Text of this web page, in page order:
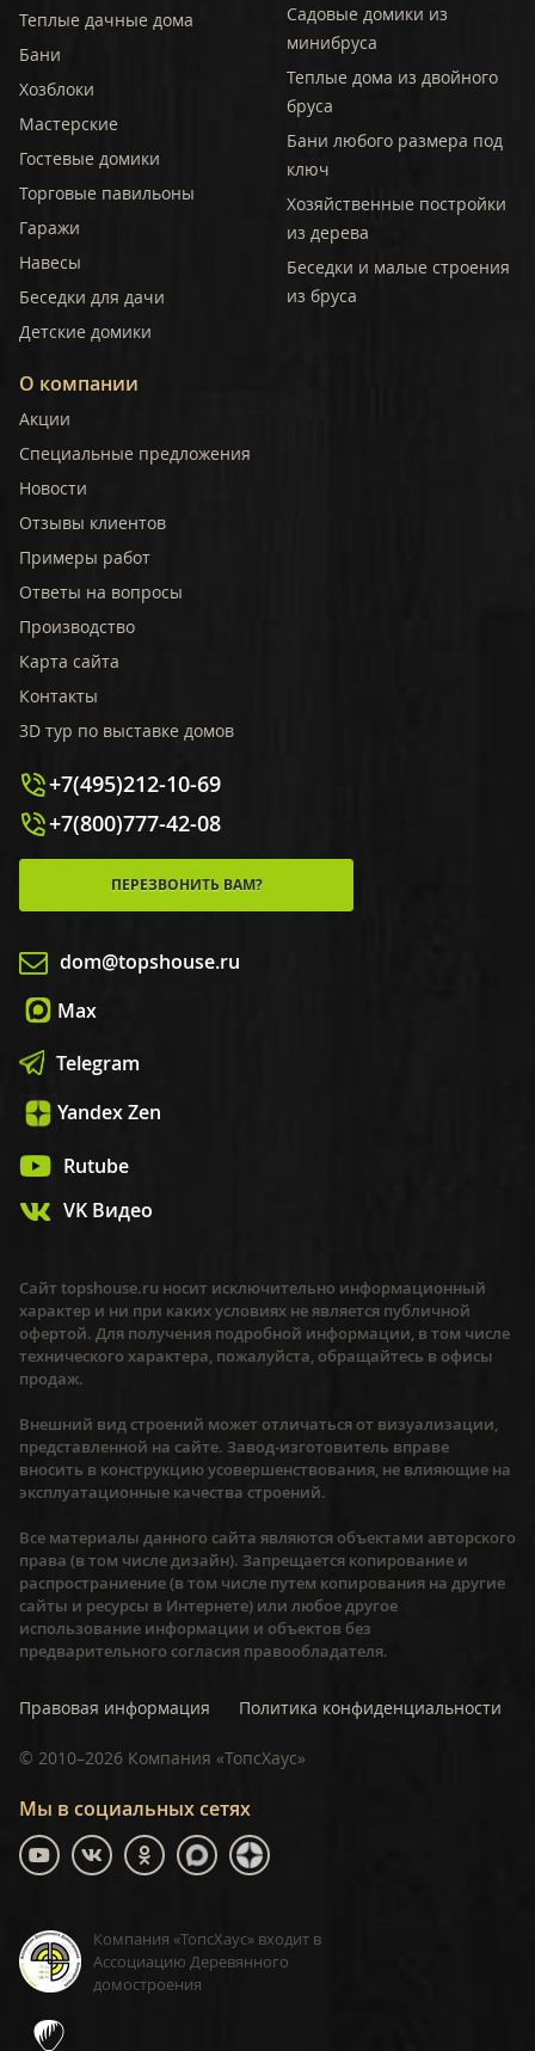
Теплые дачные дома
Бани
Хозблоки
Мастерские
Гостевые домики
Торговые павильоны
Гаражи
Навесы
Беседки для дачи
Детские домики
Садовые домики из
минибруса
Теплые дома из двойного
бруса
Бани любого размера под
ключ
Хозяйственные постройки
из дерева
Беседки и малые строения
из бруса
О компании
Акции
Специальные предложения
Новости
Отзывы клиентов
Примеры работ
Ответы на вопросы
Производство
Карта сайта
Контакты
3D тур по выставке домов
+7(495)212-10-69
+7(800)777-42-08
ПЕРЕЗВОНИТЬ ВАМ?
dom@topshouse.ru
Max
Telegram
Yandex Zen
Rutube
VK Видео
Мы в социальных сетях
Компания «ТопсХаус» входит в
Ассоциацию Деревянного
домостроения
Сайт topshouse.ru носит исключительно информационный
характер и ни при каких условиях не является публичной
офертой. Для получения подробной информации, в том числе
технического характера, пожалуйста, обращайтесь в офисы
продаж.
Внешний вид строений может отличаться от визуализации,
представленной на сайте. Завод-изготовитель вправе
вносить в конструкцию усовершенствования, не влияющие на
эксплуатационные качества строений.
Все материалы данного сайта являются объектами авторского
права (в том числе дизайн). Запрещается копирование и
распространиение (в том числе путем копирования на другие
сайты и ресурсы в Интернете) или любое другое
использование информации и объектов без
предварительного согласия правообладателя.
Правовая информация Политика конфиденциальности
© 2010–2026 Компания «ТопсХаус»